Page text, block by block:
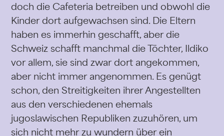
doch die Cafeteria betreiben und obwohl die
Kinder dort aufgewachsen sind. Die Eltern
haben es immerhin geschafft, aber die
Schweiz schafft manchmal die Töchter, Ildiko
vor allem, sie sind zwar dort angekommen,
aber nicht immer angenommen. Es genügt
schon, den Streitigkeiten ihrer Angestellten
aus den verschiedenen ehemals
jugoslawischen Republiken zuzuhören, um
sich nicht mehr zu wundern über ein